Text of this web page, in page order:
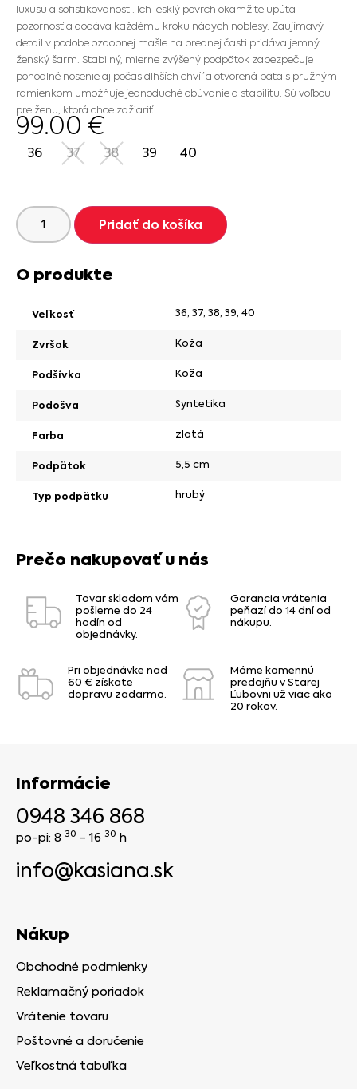
luxusu a sofistikovanosti. Ich lesklý povrch okamžite upúta
pozornosť a dodáva každému kroku nádych noblesy. Zaujímavý
detail v podobe ozdobnej mašle na prednej časti pridáva jemný
ženský šarm. Stabilný, mierne zvýšený podpätok zabezpečuje
pohodlné nosenie aj počas dlhších chvíľ a otvorená päta s pružným
ramienkom umožňuje jednoduché obúvanie a stabilitu. Sú voľbou
pre ženu, ktorá chce zažiariť.
99.00 €
36 37 38 39 40
Pridať do košíka
O produkte
Veľkosť 36, 37, 38, 39, 40
Zvršok Koža
Podšívka Koža
Podošva Syntetika
Farba zlatá
Podpätok 5,5 cm
Typ podpätku hrubý
Prečo nakupovať u nás
Tovar skladom vám
pošleme do 24
hodín od
objednávky.
Garancia vrátenia
peňazí do 14 dní od
nákupu.
Pri objednávke nad
60 € získate
dopravu zadarmo.
Máme kamennú
predajňu v Starej
Ľubovni už viac ako
20 rokov.
Informácie
0948 346 868
po-pi: 8 30 - 16 30 h
info@kasiana.sk
Nákup
Obchodné podmienky
Reklamačný poriadok
Vrátenie tovaru
Poštovné a doručenie
Veľkostná tabuľka